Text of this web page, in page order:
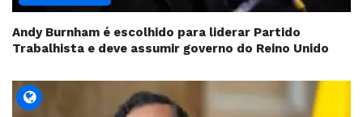
Andy Burnham é escolhido para liderar Partido
Trabalhista e deve assumir governo do Reino Unido